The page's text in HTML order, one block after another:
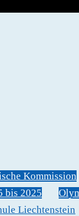
Kommission
bis 2025
Liechtenstein